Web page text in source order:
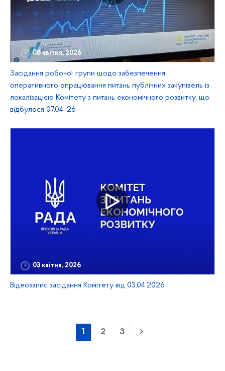
08 квітня, 2026
Засідання робочої групи щодо забезпечення
оперативного опрацювання питань публічних закупівель із
локалізацією Комітету з питань економічного розвитку, що
відбулося 07.04. 26
03 квітня, 2026
Відеозапис засідання Комітету від 03.04.2026
1 2 3